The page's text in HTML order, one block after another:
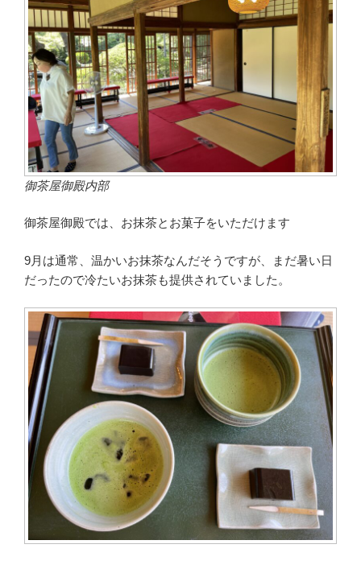
御茶屋御殿内部
御茶屋御殿では、お抹茶とお菓子をいただけます
9月は通常、温かいお抹茶なんだそうですが、まだ暑い日
だったので冷たいお抹茶も提供されていました。